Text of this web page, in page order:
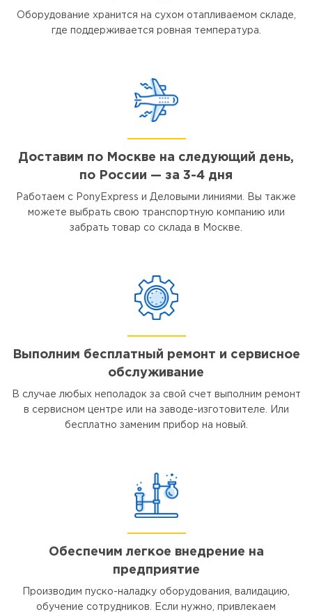
Оборудование хранится на сухом отапливаемом складе,
где поддерживается ровная температура.
Доставим по Москве на следующий день,
по России — за 3-4 дня
Работаем с PonyExpress и Деловыми линиями. Вы также
можете выбрать свою транспортную компанию или
забрать товар со склада в Москве.
Выполним бесплатный ремонт и сервисное
обслуживание
В случае любых неполадок за свой счет выполним ремонт
в сервисном центре или на заводе-изготовителе. Или
бесплатно заменим прибор на новый.
Обеспечим легкое внедрение на
предприятие
Производим пуско-наладку оборудования, валидацию,
обучение сотрудников. Если нужно, привлекаем